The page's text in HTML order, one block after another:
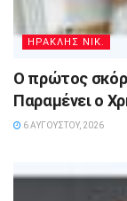
ΗΡΑΚΛΗΣ ΝΙΚ.
Ο πρώτος
Παραμένει ο
6 ΑΥΓΟΎΣΤΟΥ, 2026